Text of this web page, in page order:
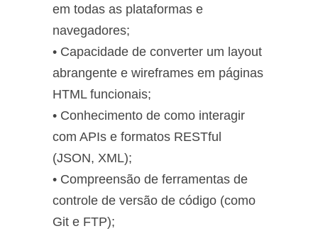
em todas as plataformas e
navegadores;
• Capacidade de converter um layout
abrangente e wireframes em páginas
HTML funcionais;
• Conhecimento de como interagir
com APIs e formatos RESTful
(JSON, XML);
• Compreensão de ferramentas de
controle de versão de código (como
Git e FTP);